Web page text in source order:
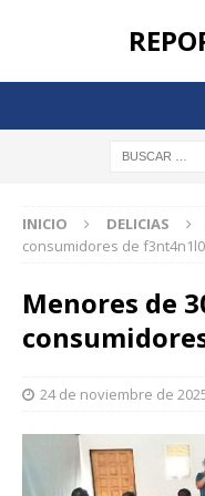
INICIO DELICIAS
consumidores de f3nt4n1l0
Menores de
24 de noviembre de